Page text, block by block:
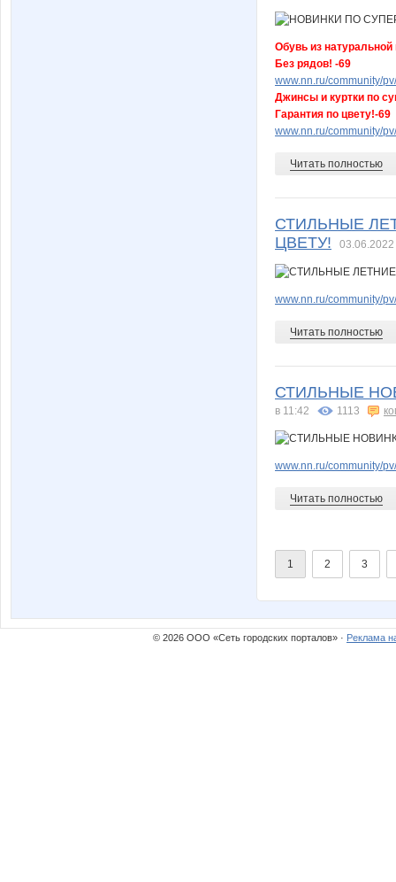
Обувь из
Без рядов! -69
www.nn.ru/community/
Джинсы и куртки по
Гарантия по цвету!-69
www.nn.ru/community/
Читать полностью
СТИЛЬНЫЕ
ЦВЕТУ!
03.06.2022
www.nn.ru/community/
Читать полностью
СТИЛЬНЫЕ
в 11:42 1113
www.nn.ru/community/
Читать полностью
1 2 3
© 2026 ООО «Сеть городских порталов» · Реклама